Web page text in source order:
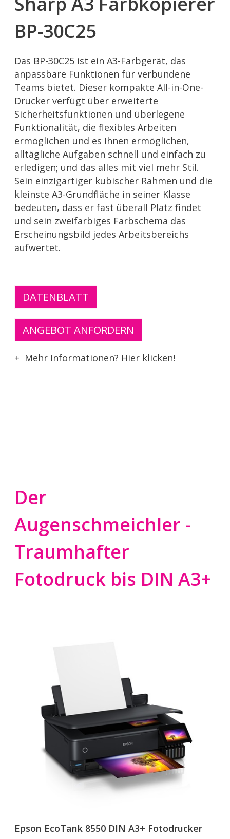
BP-30C25
Das BP-30C25 ist ein A3-Farbgerät, das
anpassbare Funktionen für verbundene
Teams bietet. Dieser kompakte All-in-One-
Drucker verfügt über erweiterte
Sicherheitsfunktionen und überlegene
Funktionalität, die flexibles Arbeiten
ermöglichen und es Ihnen ermöglichen,
alltägliche Aufgaben schnell und einfach zu
erledigen; und das alles mit viel mehr Stil.
Sein einzigartiger kubischer Rahmen und die
kleinste A3-Grundfläche in seiner Klasse
bedeuten, dass er fast überall Platz findet
und sein zweifarbiges Farbschema das
Erscheinungsbild jedes Arbeitsbereichs
aufwertet.
DATENBLATT
ANGEBOT ANFORDERN
Mehr Informationen? Hier klicken!
Der
Augenschmeichler -
Traumhafter
Fotodruck bis DIN A3+
Epson EcoTank 8550 DIN A3+ Fotodrucker